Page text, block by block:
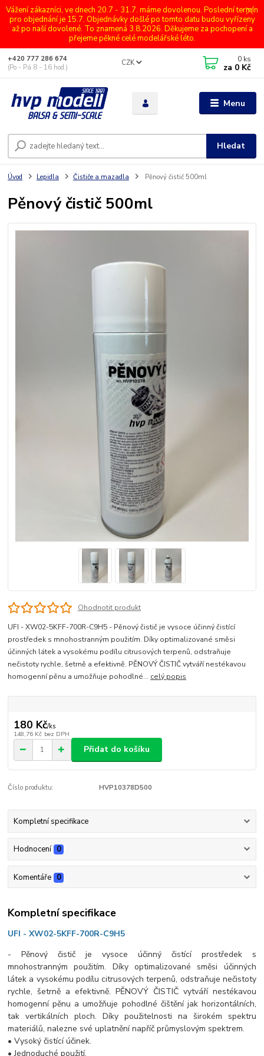
Vážení zákazníci, ve dnech 20.7 - 31.7. máme dovolenou. Poslední termín
pro objednání je 15.7. Objednávky došlé po tomto datu budou vyřízeny
až po naší dovolené. To znamená 3.8.2026. Děkujeme za pochopení a
přejeme pěkné celé modelářské léto.
Menu
CZK
Hledat
+420 777 286 674
(Po - Pá 8 - 16 hod.)
0 ks
za 0 Kč
Úvod Lepidla Čističe a mazadla Pěnový čistič 500ml
Pěnový čistič 500ml
Ohodnotit produkt
UFI - XW02-5KFF-700R-C9H5 - Pěnový čistič je vysoce účinný čistící
prostředek s mnohostranným použitím. Díky optimalizované směsi
účinných látek a vysokému podílu citrusových terpenů, odstraňuje
nečistoty rychle, šetrně a efektivně. PĚNOVÝ ČISTIČ vytváří nestékavou
homogenní pěnu a umožňuje pohodlné... celý popis
180 Kč/ks
148,76 Kč bez DPH
Přidat do košíku
Číslo produktu: HVP10378D500
Kompletní specifikace
Hodnocení 0
Komentáře 0
Kompletní specifikace
UFI - XW02-5KFF-700R-C9H5
- Pěnový čistič je vysoce účinný čistící prostředek s
mnohostranným použitím. Díky optimalizované směsi účinných
látek a vysokému podílu citrusových terpenů, odstraňuje nečistoty
rychle, šetrně a efektivně. PĚNOVÝ ČISTIČ vytváří nestékavou
homogenní pěnu a umožňuje pohodlné čištění jak horizontálních,
tak vertikálních ploch. Díky použitelnosti na širokém spektru
materiálů, nalezne své uplatnění napříč průmyslovým spektrem.
• Vysoký čistící účinek.
• Jednoduché použití.